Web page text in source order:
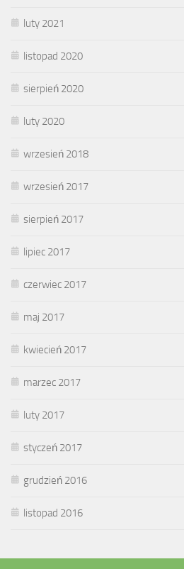
luty 2021
listopad 2020
sierpień 2020
luty 2020
wrzesień 2018
wrzesień 2017
sierpień 2017
lipiec 2017
czerwiec 2017
maj 2017
kwiecień 2017
marzec 2017
luty 2017
styczeń 2017
grudzień 2016
listopad 2016